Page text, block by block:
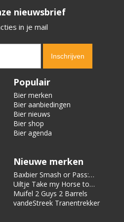
nieuwsbrief
in je mail
Populair
Bier merken
Bier aanbiedingen
Bier nieuws
Bier shop
Bier agenda
Nieuwe merken
Baxbier Smash or Pass:
Strata
Uiltje Take my Horse to
the Hotel Room
Muifel 2 Guys 2 Barrels
vandeStreek Tranentrekker